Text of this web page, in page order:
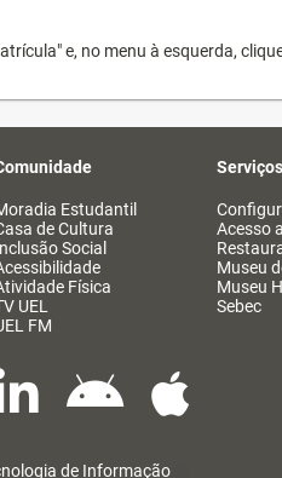
e, no menu à esquerda,
Estudantil
de Cultura
Social
Física
UEL
FM
Serviços
Acesso
Museu
Museu
Sebec
de Informação